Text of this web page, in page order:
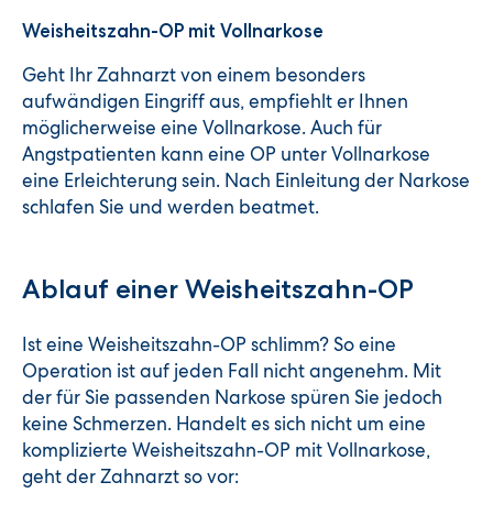
Weisheitszahn-OP mit Vollnarkose
Geht Ihr Zahnarzt von einem besonders
aufwändigen Eingriff aus, empfiehlt er Ihnen
möglicherweise eine Vollnarkose. Auch für
Angstpatienten kann eine OP unter Vollnarkose
eine Erleichterung sein. Nach Einleitung der Narkose
schlafen Sie und werden beatmet.
Ablauf einer Weisheitszahn-OP
Ist eine Weisheitszahn-OP schlimm? So eine
Operation ist auf jeden Fall nicht angenehm. Mit
der für Sie passenden Narkose spüren Sie jedoch
keine Schmerzen. Handelt es sich nicht um eine
komplizierte Weisheitszahn-OP mit Vollnarkose,
geht der Zahnarzt so vor: